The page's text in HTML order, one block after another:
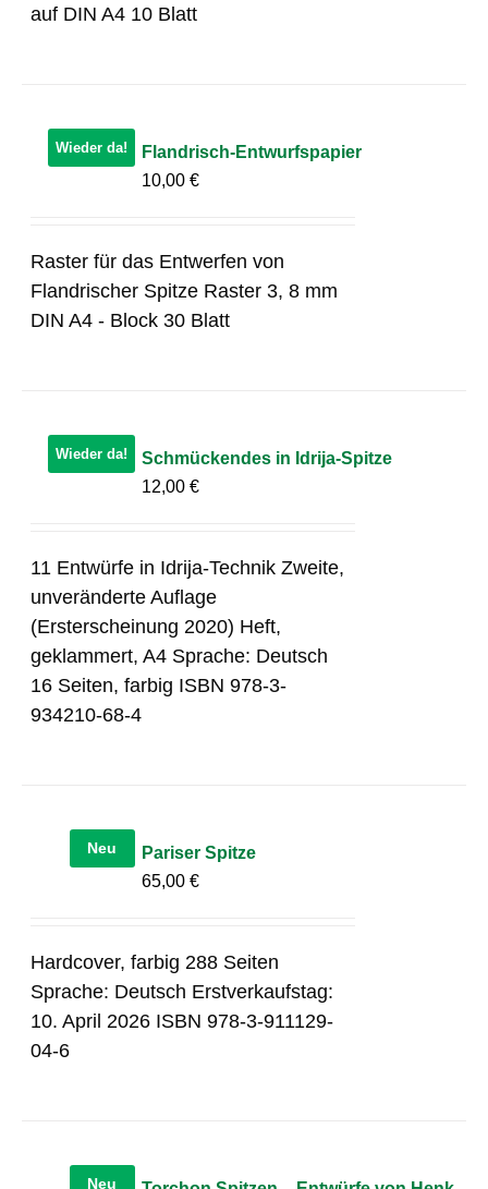
auf DIN A4 10 Blatt
Wieder da!
Flandrisch-Entwurfspapier
10,00€
Raster für das Entwerfen von
Flandrischer Spitze Raster 3, 8 mm
DIN A4 - Block 30 Blatt
Wieder da!
Schmückendes in Idrija-Spitze
12,00€
11 Entwürfe in Idrija-Technik Zweite,
unveränderte Auflage
(Ersterscheinung 2020) Heft,
geklammert, A4 Sprache: Deutsch
16 Seiten, farbig ISBN 978-3-
934210-68-4
Neu
Pariser Spitze
65,00€
Hardcover, farbig 288 Seiten
Sprache: Deutsch Erstverkaufstag:
10. April 2026 ISBN 978-3-911129-
04-6
Neu